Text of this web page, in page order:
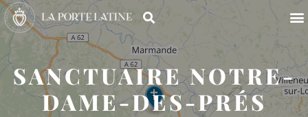
SANCTUAIRE NOTRE-
DAME-DES-PRÉS